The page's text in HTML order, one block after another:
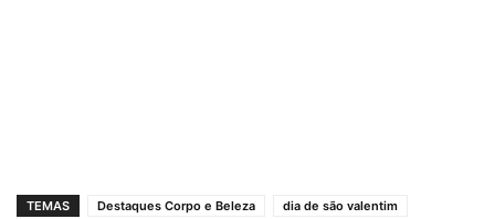
TEMAS Destaques Corpo e Beleza
dia de são valentim